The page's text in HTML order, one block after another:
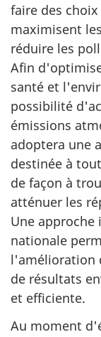
faire des
maximisent
réduire les
Afin
santé et
possibilité
émissions
adoptera une
destinée à
de façon à
atténuer les
Une
nationale
l'amélioration
de résultats
et efficiente.
Au moment